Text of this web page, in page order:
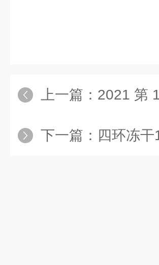
上一篇： 2021 第 15
下一篇： 四环冻干